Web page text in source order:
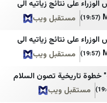
الإعلام الحربي اليمني
الثورة نت
مأرب نت
سبتمبر نت
وكالة الصحافة اليمنية
زياتيه الى
ويب
زياتيه الى
ويب
تصون السلام